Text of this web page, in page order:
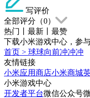
写评价
全部评分（0）
热门
最新
最赞
下载小米游戏中心，参
首页 > 球球向前冲冲冲
友情链接
小米应用商店小米商城
小米游戏中心
开发者平台微信公众号